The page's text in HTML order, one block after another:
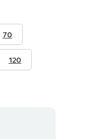
70
120